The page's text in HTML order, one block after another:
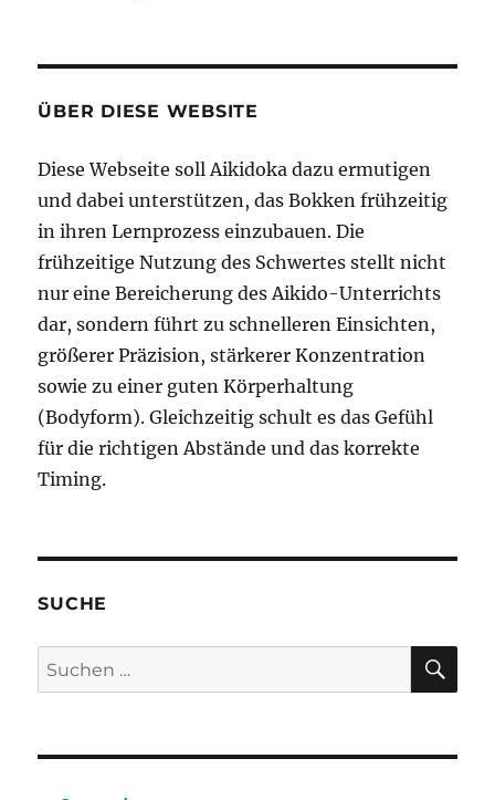
ÜBER DIESE WEBSITE
Diese Webseite soll Aikidoka dazu ermutigen
und dabei unterstützen, das Bokken frühzeitig
in ihren Lernprozess einzubauen. Die
frühzeitige Nutzung des Schwertes stellt nicht
nur eine Bereicherung des Aikido-Unterrichts
dar, sondern führt zu schnelleren Einsichten,
größerer Präzision, stärkerer Konzentration
sowie zu einer guten Körperhaltung
(Bodyform). Gleichzeitig schult es das Gefühl
für die richtigen Abstände und das korrekte
Timing.
SUCHE
Suchen
nach: